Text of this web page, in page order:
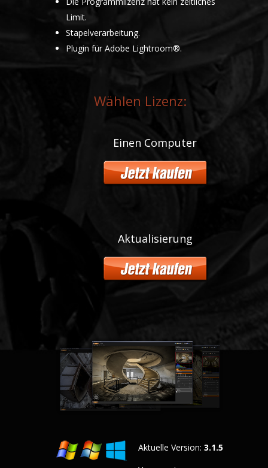
Limit.
Stapelverarbeitung.
Plugin für Adobe Lightroom®.
Wählen Lizenz:
Einen Computer
Aktualisierung
Aktuelle Version: 3.1.5